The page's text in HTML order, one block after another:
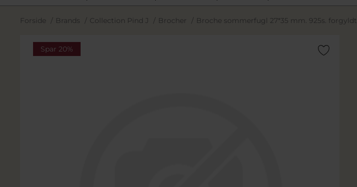
Forside / Brands / Collection Pind J / Brocher / Broche sommerfugl 27*35 mm. 925s. forgyldt
Spar 20%